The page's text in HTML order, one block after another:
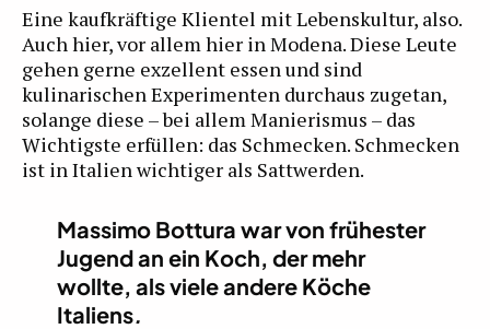
Eine kaufkräftige Klientel mit Lebenskultur, also.
Auch hier, vor allem hier in Modena. Diese Leute
gehen gerne exzellent essen und sind
kulinarischen Experimenten durchaus zugetan,
solange diese – bei allem Manierismus – das
Wichtigste erfüllen: das Schmecken. Schmecken
ist in Italien wichtiger als Sattwerden.
Massimo Bottura war von frühester
Jugend an ein Koch, der mehr
wollte, als viele andere Köche
Italiens.